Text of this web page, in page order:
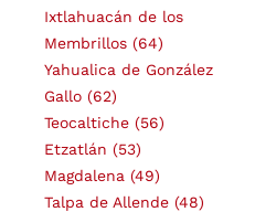
Ixtlahuacán de los
Membrillos (64)
Yahualica de González
Gallo (62)
Teocaltiche (56)
Etzatlán (53)
Magdalena (49)
Talpa de Allende (48)